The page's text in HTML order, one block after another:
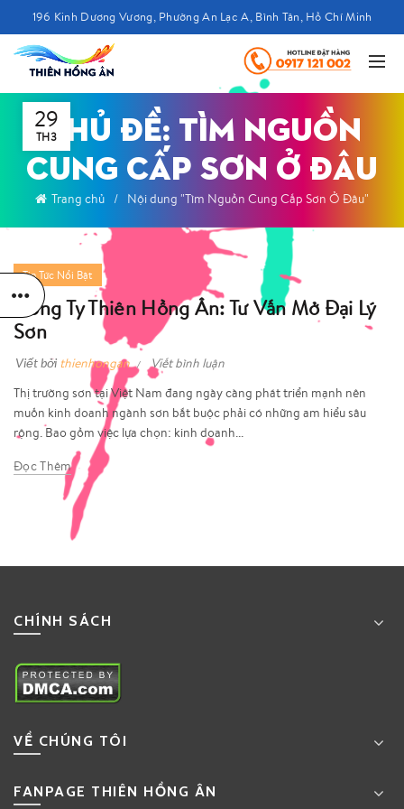
196 Kinh Dương Vương, Phường An Lạc A, Bình Tân, Hồ Chí Minh
CHỦ ĐỀ: TÌM NGUỒN
CUNG CẤP SƠN Ở ĐÂU
Trang chủ Nội dung "Tìm Nguồn Cung Cấp Sơn Ở Đâu"
29
TH3
Tin Tức Nổi Bật
Công Ty Thiên Hồng Ân: Tư Vấn Mở Đại Lý
Sơn
Viết bởi thienhongan
Viết bình luận
Thị trường sơn tại Việt Nam đang ngày càng phát triển mạnh nên
muốn kinh doanh ngành sơn bắt buộc phải có những am hiểu sâu
rộng. Bao gồm việc lựa chọn: kinh doanh...
Đọc Thêm
CHÍNH SÁCH
VỀ CHÚNG TÔI
FANPAGE THIÊN HỒNG ÂN